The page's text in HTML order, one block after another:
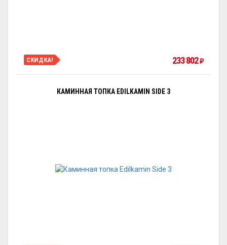
СКИДКА! 233 802₽
КАМИННАЯ ТОПКА EDILKAMIN SIDE 3